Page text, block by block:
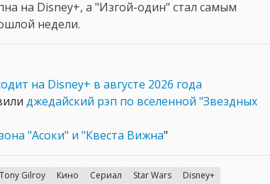
на Disney+, а "Изгой-один" стал самым
недели.
на Disney+ в августе 2026 года
джедайский рэп по вселенной "Звездных
"Асоки" и "Квеста Вижна"
Tony Gilroy Кино Сериал Star Wars Disney+